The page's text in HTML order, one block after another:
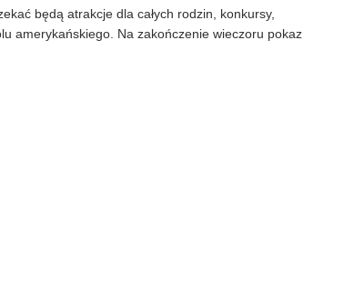
będą atrakcje dla całych rodzin, konkursy,
amerykańskiego. Na zakończenie wieczoru pokaz